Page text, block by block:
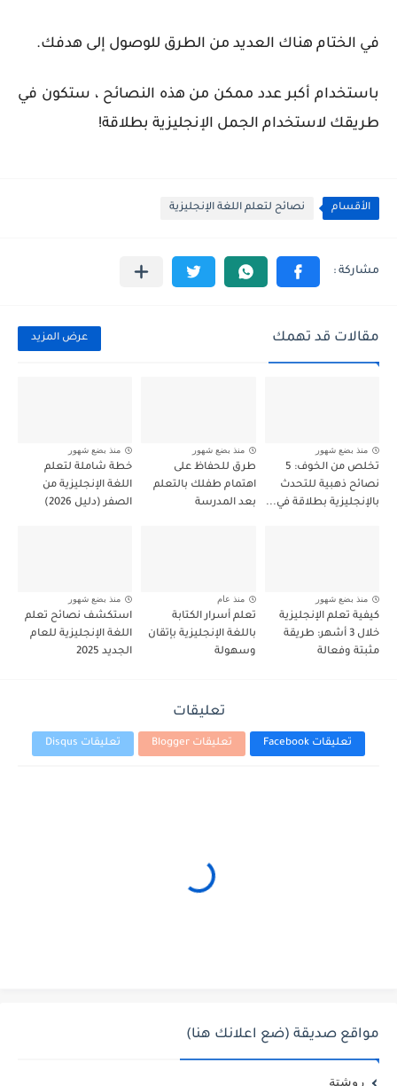
في الختام هناك العديد من الطرق للوصول إلى هدفك.
باستخدام أكبر عدد ممكن من هذه النصائح ، ستكون في
طريقك لاستخدام الجمل الإنجليزية بطلاقة!
الأقسام نصائح لتعلم اللغة الإنجليزية
مقالات قد تهمك عرض المزيد
منذ بضع شهور
تخلص من الخوف: 5
نصائح ذهبية للتحدث
بالإنجليزية بطلاقة في...
منذ بضع شهور
طرق للحفاظ على
اهتمام طفلك بالتعلم
بعد المدرسة
منذ بضع شهور
خطة شاملة لتعلم
اللغة الإنجليزية من
الصفر (دليل 2026)
منذ بضع شهور
كيفية تعلم الإنجليزية
خلال 3 أشهر: طريقة
مثبتة وفعالة
منذ عام
تعلم أسرار الكتابة
باللغة الإنجليزية بإتقان
وسهولة
منذ بضع شهور
استكشف نصائح تعلم
اللغة الإنجليزية للعام
الجديد 2025
تعليقات
تعليقات Facebook تعليقات Blogger تعليقات Disqus
مواقع صديقة (ضع اعلانك هنا)
روشتة